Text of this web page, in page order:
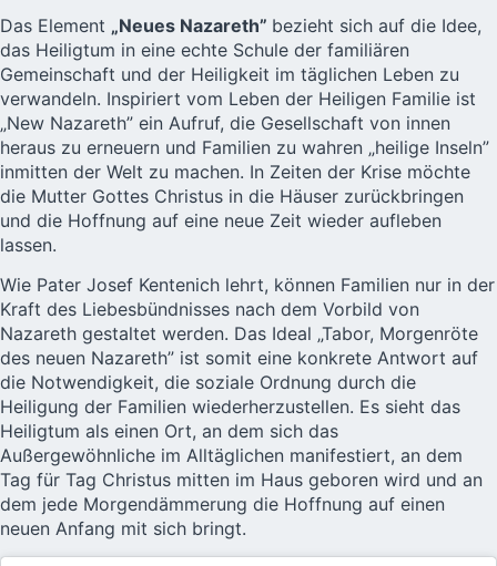
Das Element „Neues Nazareth” bezieht sich auf die Idee,
das Heiligtum in eine echte Schule der familiären
Gemeinschaft und der Heiligkeit im täglichen Leben zu
verwandeln. Inspiriert vom Leben der Heiligen Familie ist
„New Nazareth” ein Aufruf, die Gesellschaft von innen
heraus zu erneuern und Familien zu wahren „heilige Inseln”
inmitten der Welt zu machen. In Zeiten der Krise möchte
die Mutter Gottes Christus in die Häuser zurückbringen
und die Hoffnung auf eine neue Zeit wieder aufleben
lassen.
Wie Pater Josef Kentenich lehrt, können Familien nur in der
Kraft des Liebesbündnisses nach dem Vorbild von
Nazareth gestaltet werden. Das Ideal „Tabor, Morgenröte
des neuen Nazareth” ist somit eine konkrete Antwort auf
die Notwendigkeit, die soziale Ordnung durch die
Heiligung der Familien wiederherzustellen. Es sieht das
Heiligtum als einen Ort, an dem sich das
Außergewöhnliche im Alltäglichen manifestiert, an dem
Tag für Tag Christus mitten im Haus geboren wird und an
dem jede Morgendämmerung die Hoffnung auf einen
neuen Anfang mit sich bringt.